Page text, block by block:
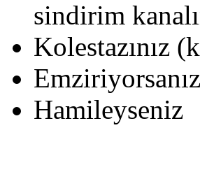
sindirim
Kolestazınız
Emziriyorsanız
Hamileyseniz